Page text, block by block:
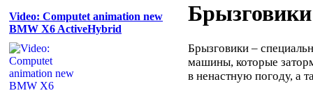
Video: Computet animation new
BMW X6 ActiveHybrid
Брызговики
Брызговики –
машины, которые
в ненастную погоду, а